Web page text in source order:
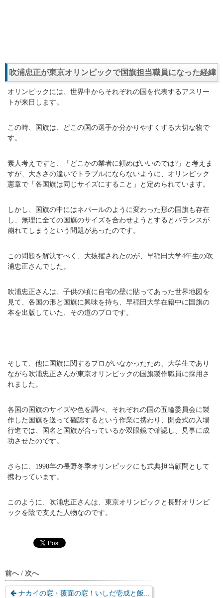
吹浦忠正が東京オリンピックで国旗担当職員になった経緯
オリンピックには、世界中からそれぞれの国を代表するアスリー
トが来日します。
この時、国旗は、どこの国の選手か分かりやすくする大切な物で
す。
素人考えですと、「どこかの業者に頼めばいいのでは?」と考えま
すが、大きさの違いでトラブルにならないように、オリンピック
憲章で「各国旗は同じサイズにすること」と定められています。
しかし、国旗の中にはネパールのように変わった形の国旗も存在
し、無理に全ての国旗のサイズを合わせようとするとバランスが
崩れてしまうという問題があったのです。
この問題を解決すべく、大抜擢されたのが、早稲田大学4年生の吹
浦忠正さんでした。
吹浦忠正さんは、子供の頃に自宅の壁に貼ってあった世界地図を
見て、各国の形と国旗に興味を持ち、早稲田大学在籍中に国旗の
本を出版していた、その道のプロです。
そして、他に国旗に関するプロがいなかったため、大学生であり
ながら吹浦忠正さんが東京オリンピックの国旗製作職員に採用さ
れました。
各国の国旗のサイズや色を調べ、それぞれの国の五輪委員会に製
作した国旗を送って確認するという作業に携わり、開会式の入場
行進では、国名と国旗が合っているか双眼鏡で確認し、見事に成
功させたのです。
さらに、1998年の長野冬季オリンピックにも式典担当顧問として
携わっています。
このように、吹浦忠正さんは、東京オリンピックと長野オリンピ
ックを陰で支えた人物なのです。
前へ / 次へ
ナカイの窓・覆面の窓！いしだ壱成と飯...